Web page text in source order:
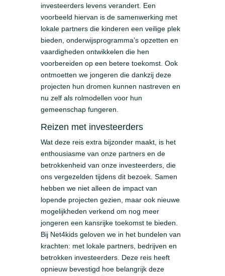
investeerders levens verandert. Een
voorbeeld hiervan is de samenwerking met
lokale partners die kinderen een veilige plek
bieden, onderwijsprogramma’s opzetten en
vaardigheden ontwikkelen die hen
voorbereiden op een betere toekomst. Ook
ontmoetten we jongeren die dankzij deze
projecten hun dromen kunnen nastreven en
nu zelf als rolmodellen voor hun
gemeenschap fungeren.
Reizen met investeerders
Wat deze reis extra bijzonder maakt, is het
enthousiasme van onze partners en de
betrokkenheid van onze investeerders, die
ons vergezelden tijdens dit bezoek. Samen
hebben we niet alleen de impact van
lopende projecten gezien, maar ook nieuwe
mogelijkheden verkend om nog meer
jongeren een kansrijke toekomst te bieden.
Bij Net4kids geloven we in het bundelen van
krachten: met lokale partners, bedrijven en
betrokken investeerders. Deze reis heeft
opnieuw bevestigd hoe belangrijk deze